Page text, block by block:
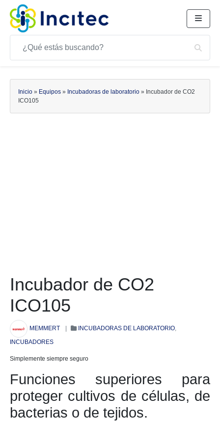
Buscar
Buscar
Inicio » Equipos » Incubadoras de laboratorio » Incubador de CO2
ICO105
Incubador de CO2
ICO105
MEMMERT INCUBADORAS DE LABORATORIO,
INCUBADORES
Simplemente siempre seguro
Funciones superiores para
proteger cultivos de células, de
bacterias o de tejidos.